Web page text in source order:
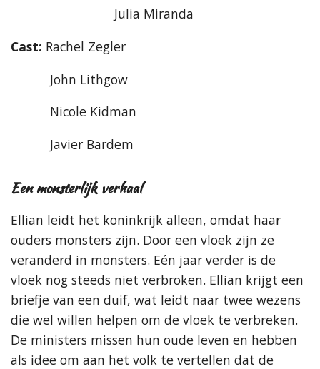
Julia Miranda
Cast: Rachel Zegler
John Lithgow
Nicole Kidman
Javier Bardem
Een monsterlijk verhaal
Ellian leidt het koninkrijk alleen, omdat haar
ouders monsters zijn. Door een vloek zijn ze
veranderd in monsters. Eén jaar verder is de
vloek nog steeds niet verbroken. Ellian krijgt een
briefje van een duif, wat leidt naar twee wezens
die wel willen helpen om de vloek te verbreken.
De ministers missen hun oude leven en hebben
als idee om aan het volk te vertellen dat de